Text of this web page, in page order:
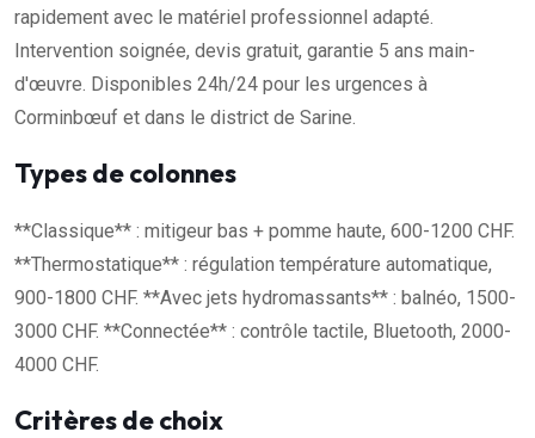
rapidement avec le matériel professionnel adapté.
Intervention soignée, devis gratuit, garantie 5 ans main-
d'œuvre. Disponibles 24h/24 pour les urgences à
Corminbœuf et dans le district de Sarine.
Types de colonnes
**Classique** : mitigeur bas + pomme haute, 600-1200 CHF.
**Thermostatique** : régulation température automatique,
900-1800 CHF. **Avec jets hydromassants** : balnéo, 1500-
3000 CHF. **Connectée** : contrôle tactile, Bluetooth, 2000-
4000 CHF.
Critères de choix